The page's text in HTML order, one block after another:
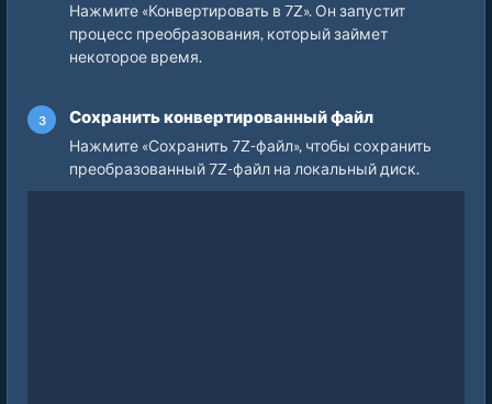
Нажмите «Конвертировать в 7Z». Он запустит
процесс преобразования, который займет
некоторое время.
Сохранить конвертированный файл
Нажмите «Сохранить 7Z-файл», чтобы сохранить
преобразованный 7Z-файл на локальный диск.